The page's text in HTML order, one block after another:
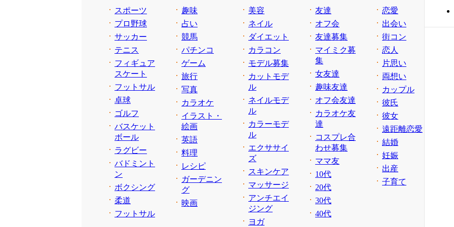
スポーツ
プロ野球
サッカー
テニス
フィギュア
スケート
フットサル
卓球
ゴルフ
バスケット
ボール
ラグビー
バドミント
ン
ボクシング
柔道
フットサル
趣味
占い
競馬
パチンコ
ゲーム
旅行
写真
カラオケ
イラスト・
絵画
英語
料理
レシピ
ガーデニン
グ
映画
美容
ネイル
ダイエット
カラコン
モデル募集
カットモデ
ル
ネイルモデ
ル
カラーモデ
ル
エクササイ
ズ
スキンケア
マッサージ
アンチエイ
ジング
ヨガ
友達
オフ会
友達募集
マイミク募
集
女友達
趣味友達
オフ会友達
カラオケ友
達
コスプレ合
わせ募集
ママ友
10代
20代
30代
40代
恋愛
出会い
街コン
恋人
片思い
両想い
カップル
彼氏
彼女
遠距離恋愛
結婚
妊娠
出産
子育て